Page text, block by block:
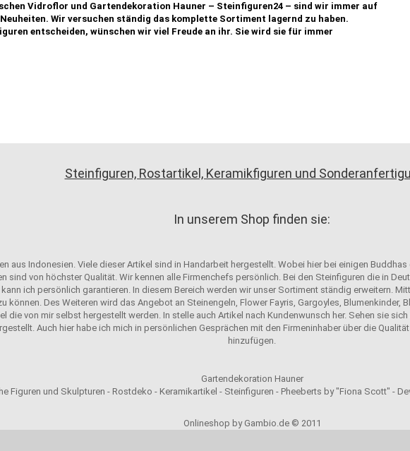
Vidroflor und Gartendekoration Hauner – Steinfiguren24 – sind wir immer auf
Wir versuchen ständig das komplette Sortiment lagernd zu haben.
entscheiden, wünschen wir viel Freude an ihr. Sie wird sie für immer
Steinfiguren, Rostartikel, Keramikfiguren und
In unserem Shop finden sie:
aus Indonesien. Viele dieser Artikel sind in Handarbeit hergestellt. Wobei hier bei einigen
sind von höchster Qualität. Wir kennen alle Firmenchefs persönlich. Bei den Steinfiguren die in
ich persönlich garantieren. In diesem Bereich werden wir unser Sortiment ständig erweitern.
können. Des Weiteren wird das Angebot an Steinengeln, Flower Fayris, Gargoyles, Blumenkinder,
die von mir selbst hergestellt werden. In stelle auch Artikel nach Kundenwunsch her. Sehen sie
Auch hier habe ich mich in persönlichen Gesprächen mit den Firmeninhaber über die
hinzufügen.
Gartendekoration Hauner
Figuren und Skulpturen - Rostdeko - Keramikartikel - Steinfiguren - Pheeberts by "Fiona Scott" -
Onlineshop by Gambio.de © 2011